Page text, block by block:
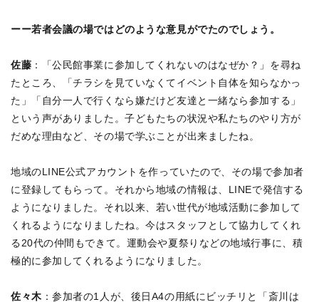
ーー若者会議の場ではどのような意見がでたのでしょう。
佐藤 ：「公民館事業に参加してくれないのはなぜか？」を尋ね
たところ、「チラシを見ていなくてイベント自体を知らなかっ
た」「自分一人で行くなら嫌だけど友達と一緒なら参加する」
という声がありました。子どもたちの状況や私たちのやり方が
だめな理由など、その場で学ぶことが出来ましたね。
地域のLINE公式アカウントを作っていたので、その場で参加者
に登録してもらって。それから地域の情報は、LINEで発信する
ようになりました。それ以来、若い世代が地域活動に参加して
くれるようになりましたね。今はスタッフとして協力してくれ
る20代の仲間もできて。運動会や夏祭りなどの地域行事に、積
極的に参加してくれるようになりました。
佐々木 ：参加者の1人が、後日A4の用紙にビッチリと「斎川は